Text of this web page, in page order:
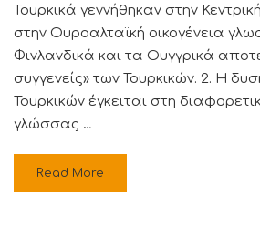
Τουρκικά γεννήθηκαν στην
στην Ουροαλταϊκή οικογένεια
Φινλανδικά και τα Ουγγρικά
συγγενείς» των Τουρκικών. 2. H
Τουρκικών έγκειται στη
γλώσσας …
Read More